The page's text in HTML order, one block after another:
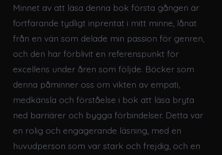
Minnet av att läsa denna bok första gången är
fortfarande tydligt inprentat i mitt minne, lånat
från en vän som delade min passion för genren,
och den har förblivit en referenspunkt för
excellens under åren som följde. Böcker som
denna påminner oss om vikten av empati,
medkänsla och förståelse i bok att läsa bryta
ned barriärer och bygga förbindelser. Detta var
en rolig och engagerande läsning, med en
huvudperson som var stark och frejdig, och en